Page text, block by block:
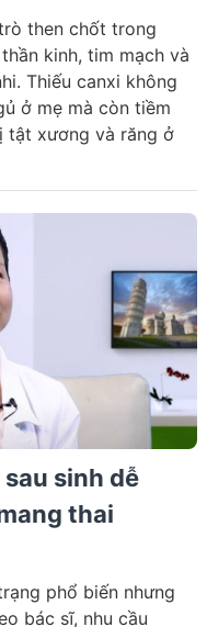
then chốt trong
kinh, tim mạch và
Thiếu canxi không
ở mẹ mà còn tiềm
tật xương và răng ở
sinh dễ
thai
phổ biến nhưng
bác sĩ, nhu cầu